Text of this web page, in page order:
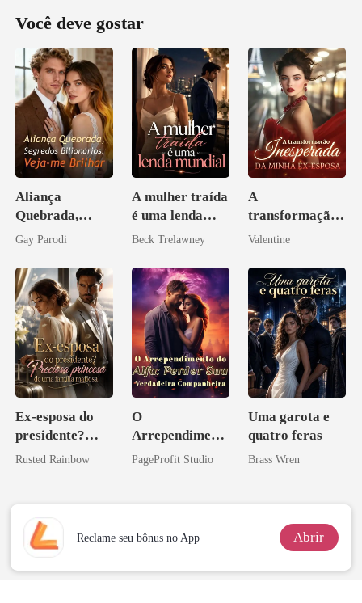
Você deve gostar
Aliança
Quebrada,
Segredos
Veja-me Brilhar
Gay Parodi
A mulher traída
é uma lenda
mundial
Beck Trelawney
A
transformação
inesperada da
esposa
Valentine
Ex-esposa do
presidente?
Preciosa
mafiosa!
Rusted Rainbow
O
Arrependiment
o do Alfa:
Companheira
PageProfit Studio
Uma garota e
quatro feras
Brass Wren
Reclame seu bônus no App Abrir